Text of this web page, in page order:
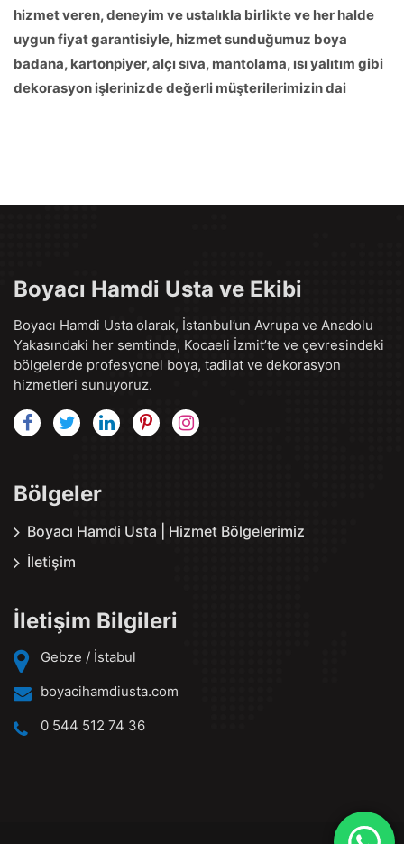
hizmet veren, deneyim ve ustalıkla birlikte ve her halde
uygun fiyat garantisiyle, hizmet sunduğumuz boya
badana, kartonpiyer, alçı sıva, mantolama, ısı yalıtım gibi
dekorasyon işlerinizde değerli müşterilerimizin dai
Boyacı Hamdi Usta ve Ekibi
Boyacı Hamdi Usta olarak, İstanbul’un Avrupa ve Anadolu
Yakasındaki her semtinde, Kocaeli İzmit’te ve çevresindeki
bölgelerde profesyonel boya, tadilat ve dekorasyon
hizmetleri sunuyoruz.
Bölgeler
Boyacı Hamdi Usta | Hizmet Bölgelerimiz
İletişim
İletişim Bilgileri
Gebze / İstabul
boyacihamdiusta.com
0 544 512 74 36